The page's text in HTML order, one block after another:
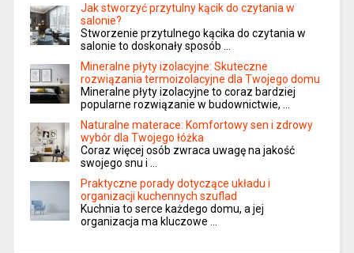
Jak stworzyć przytulny kącik do czytania w
salonie?
Stworzenie przytulnego kącika do czytania w
salonie to doskonały sposób …
Mineralne płyty izolacyjne: Skuteczne
rozwiązania termoizolacyjne dla Twojego domu
Mineralne płyty izolacyjne to coraz bardziej
popularne rozwiązanie w budownictwie, …
Naturalne materace: Komfortowy sen i zdrowy
wybór dla Twojego łóżka
Coraz więcej osób zwraca uwagę na jakość
swojego snu i …
Praktyczne porady dotyczące układu i
organizacji kuchennych szuflad
Kuchnia to serce każdego domu, a jej
organizacja ma kluczowe …